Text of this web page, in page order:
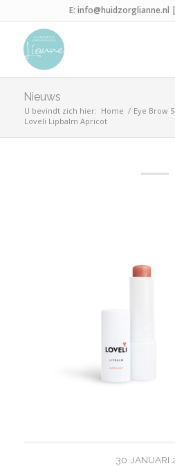
E: info@huidzorglianne.nl
Nieuws
U bevindt zich hier: Home / Eye Brow
Loveli Lipbalm Apricot
30 JANUARI